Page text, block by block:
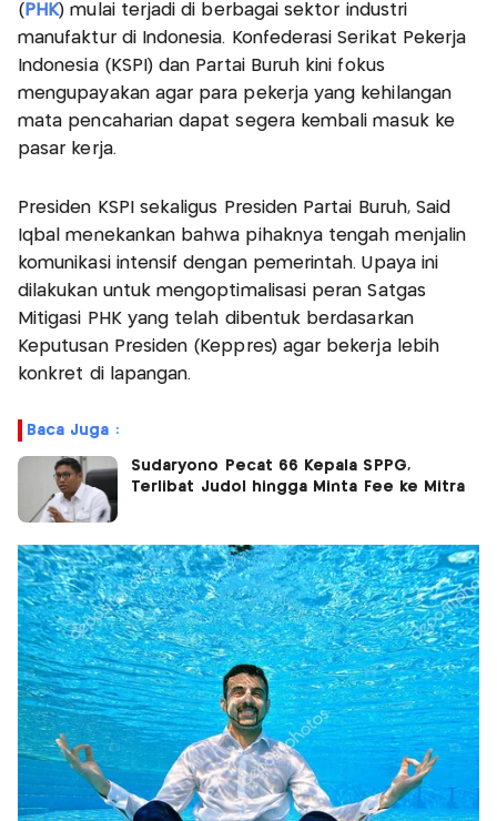
( PHK) mulai terjadi di berbagai sektor industri
manufaktur di Indonesia. Konfederasi Serikat Pekerja
Indonesia (KSPI) dan Partai Buruh kini fokus
mengupayakan agar para pekerja yang kehilangan
mata pencaharian dapat segera kembali masuk ke
pasar kerja.
Presiden KSPI sekaligus Presiden Partai Buruh, Said
Iqbal menekankan bahwa pihaknya tengah menjalin
komunikasi intensif dengan pemerintah. Upaya ini
dilakukan untuk mengoptimalisasi peran Satgas
Mitigasi PHK yang telah dibentuk berdasarkan
Keputusan Presiden (Keppres) agar bekerja lebih
konkret di lapangan.
Baca Juga :
Sudaryono Pecat 66 Kepala SPPG,
Terlibat Judol hingga Minta Fee ke Mitra